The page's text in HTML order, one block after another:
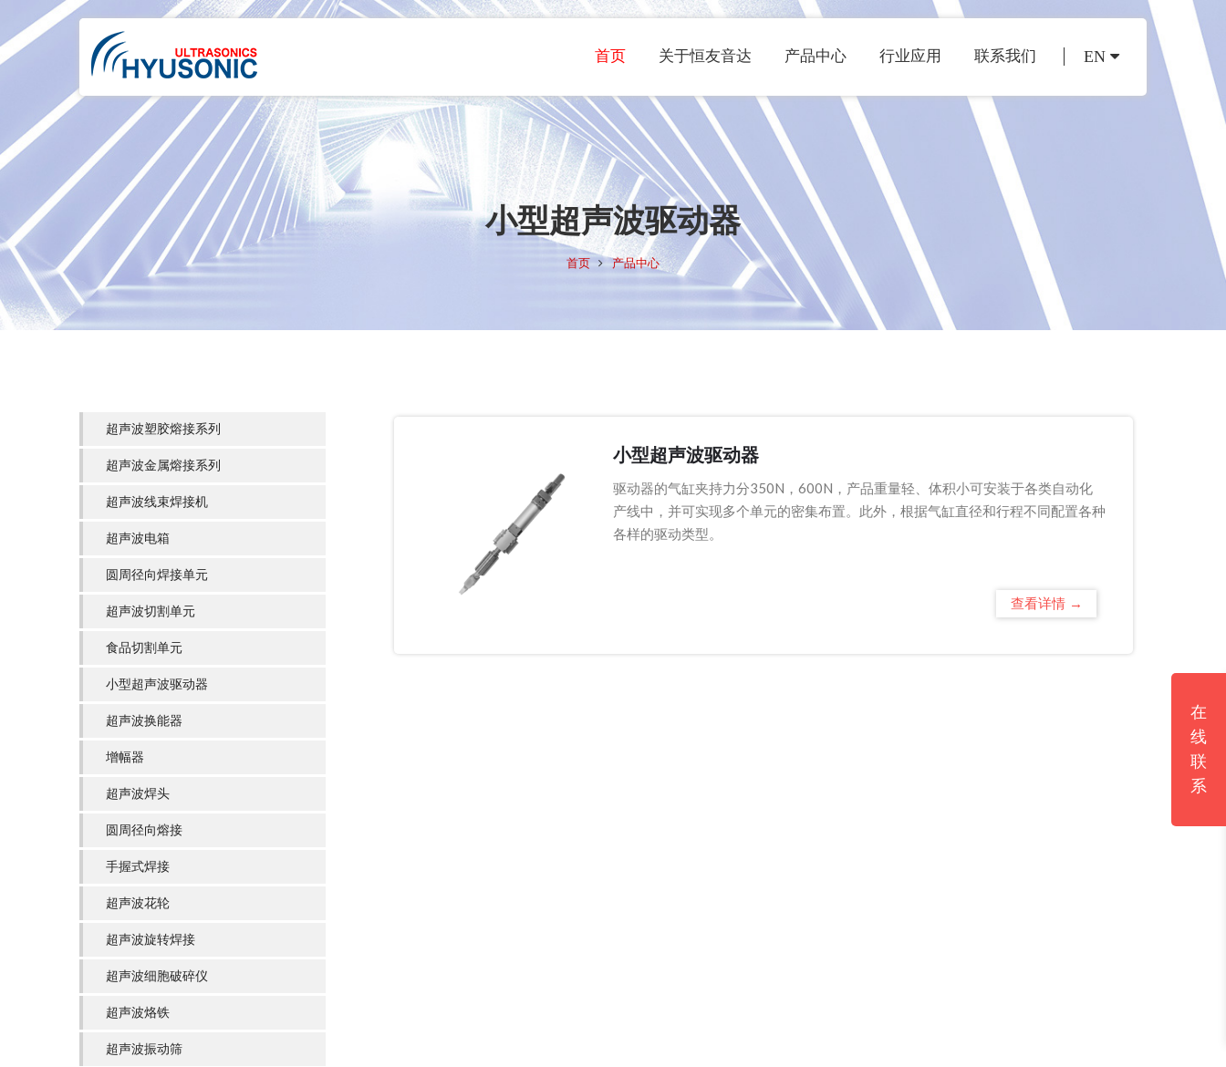
首页 关于恒友音达 产品中心 行业应用 联系我们 EN
在
线
联
系
小型超声波驱动器
首页 产品中心
超声波塑胶熔接系列
超声波金属熔接系列
超声波线束焊接机
超声波电箱
圆周径向焊接单元
超声波切割单元
食品切割单元
小型超声波驱动器
超声波换能器
增幅器
超声波焊头
圆周径向熔接
手握式焊接
超声波花轮
超声波旋转焊接
超声波细胞破碎仪
超声波烙铁
超声波振动筛
小型超声波驱动器
驱动器的气缸夹持力分350N，600N，产品重量轻、体积小可安装于各类自动化
产线中，并可实现多个单元的密集布置。此外，根据气缸直径和行程不同配置各种
各样的驱动类型。
查看详情 →